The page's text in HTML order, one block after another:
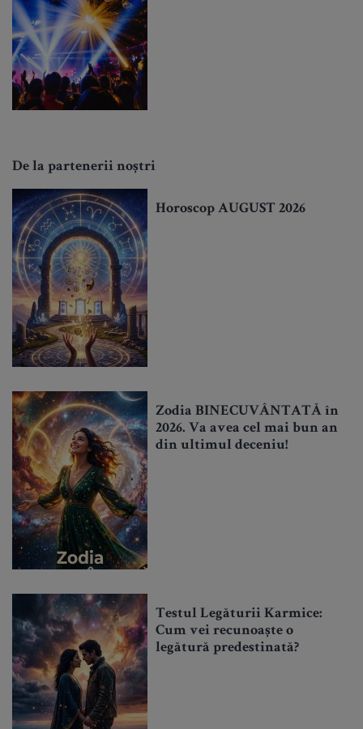
De la partenerii noștri
Horoscop AUGUST 2026
Zodia BINECUVÂNTATĂ în
2026. Va avea cel mai bun an
din ultimul deceniu!
Testul Legăturii Karmice:
Cum vei recunoaște o
legătură predestinată?